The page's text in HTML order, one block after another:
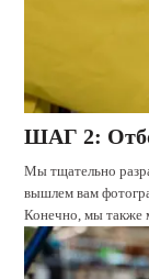
ШАГ 2:
Мы тщательно
вышлем вам
Конечно, мы также